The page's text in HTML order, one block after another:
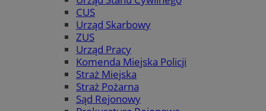
CUS
Urząd Skarbowy
ZUS
Urząd Pracy
Komenda Miejska Policji
Straż Miejska
Straż Pożarna
Sąd Rejonowy